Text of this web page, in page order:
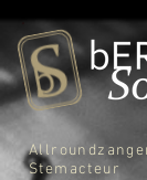
Stemacteur